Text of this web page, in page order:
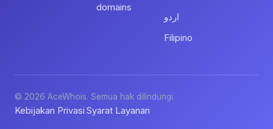
domains
اردو
Filipino
© 2026 AceWhois. Semua hak dilindungi.
Kebijakan Privasi·Syarat Layanan